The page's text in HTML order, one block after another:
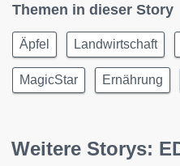
Themen in dieser Story
Äpfel Landwirtschaft
MagicStar Ernährung
Weitere Storys: